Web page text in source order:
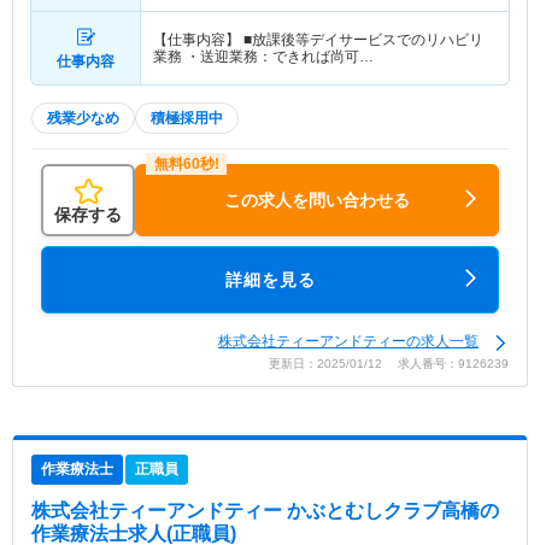
仕事内容
【仕事内容】 ■放課後等デイサービスでのリハビリ
業務 ・送迎業務：できれば尚可…
残業少なめ 積極採用中
保存する
この求人を問い合わせる
詳細を見る
株式会社ティーアンドティーの求人一覧
更新日：2025/01/12 求人番号：9126239
作業療法士 正職員
株式会社ティーアンドティー かぶとむしクラブ高橋の
作業療法士求人(正職員)